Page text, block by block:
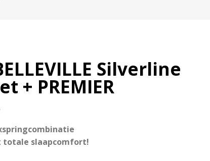
Silverline
+ PREMIER
totale slaapcomfort!